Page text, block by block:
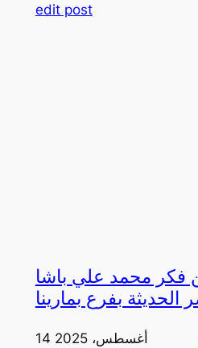
edit post
فكر محمد علي باشا
بفرع بمارينا
14 أغسطس، 2025